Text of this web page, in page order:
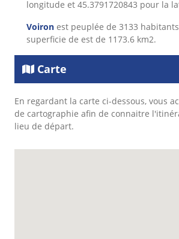
longitude et 45.3791720843 pour la
Voiron est peuplée de 3133
superficie de est de 1173.6 km2.
Carte
En regardant la carte ci-dessous, vous
de cartographie afin de connaitre
lieu de départ.